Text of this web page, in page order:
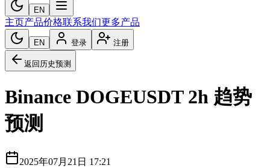
EN
主页产品价格联系我们更多产品
EN 登录 注册
返回历史预测
Binance DOGEUSDT 2h 趋势
预测
2025年07月21日 17:21